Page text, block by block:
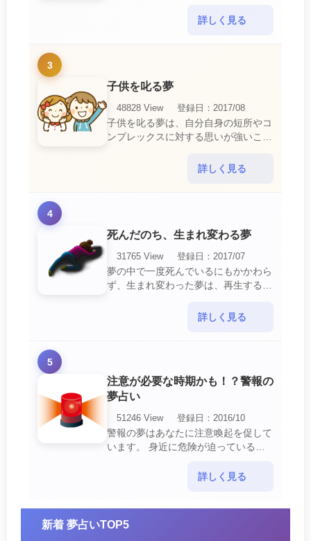
ればあり得ない事が起きるのでビック
詳しく見る
3
子供を叱る夢
48828 View
登録日：2017/08
子供を叱る夢は、自分自身の短所やコ
ンプレックスに対する思いが強いこと
短所やコンプレックスを的確に認識し
詳しく見る
4
死んだのち、生まれ変わる夢
31765 View
登録日：2017/07
夢の中で一度死んでいるにもかかわら
ず、生まれ変わった夢は、再生する夢
あなたに関するすべての運気が上昇し
詳しく見る
5
注意が必要な時期かも！？警報の
夢占い
51246 View
登録日：2016/10
警報の夢はあなたに注意喚起を促して
います。 身近に危険が迫っている暗
て危機を回避する事が必要です。 ま
詳しく見る
新着 夢占いTOP5